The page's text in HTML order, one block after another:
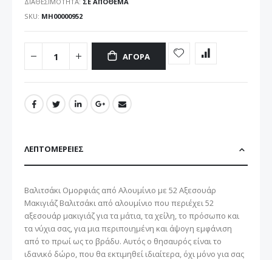
SKU ΜΗ00000952
ΑΓΟΡΆ
ΛΕΠΤΟΜΈΡΕΙΕΣ
Βαλιτσάκι Ομορφιάς από Αλουμίνιο με 52 Αξεσουάρ
Μακιγιάζ Βαλιτσάκι από αλουμίνιο που περιέχει 52
αξεσουάρ μακιγιάζ για τα μάτια, τα χείλη, το πρόσωπο και
τα νύχια σας, για μια περιποιημένη και άψογη εμφάνιση
από το πρωί ως το βράδυ. Αυτός ο θησαυρός είναι το
ιδανικό δώρο, που θα εκτιμηθεί ιδιαίτερα, όχι μόνο για σας